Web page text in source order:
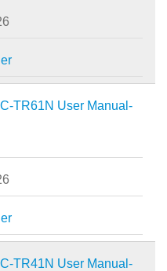
TR61N User Manual-
TR41N User Manual-